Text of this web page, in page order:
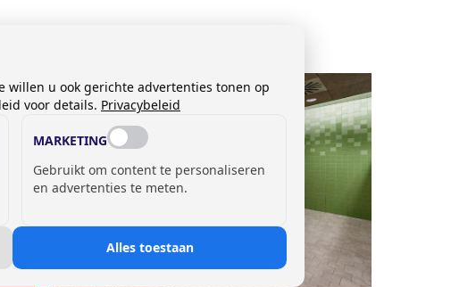
willen u ook gerichte advertenties tonen op
voor details. Privacybeleid
MARKETING
Gebruikt om content te personaliseren
en advertenties te meten.
Alles toestaan